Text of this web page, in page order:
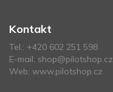
Kontakt
Tel.: +420 602 251 598
E-mail: shop@pilotshop.cz
Web: www.pilotshop.cz